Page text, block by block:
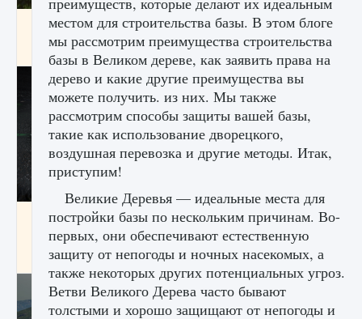
Как заработать медали лиги Clash of Clans
9 августа 2024 2 599 0 1
лицензии, лиги, команды и стадионы в EA
FC 25
9 августа 2024 2 395 0 2
местом для строительства базы. В этом блоге
мы рассмотрим преимущества строительства
базы в Великом дереве, как заявить права на
дерево и какие другие преимущества вы
можете получить. из них. Мы также
рассмотрим способы защиты вашей базы,
такие как использование дворецкого,
воздушная перевозка и другие методы. Итак,
приступим!
Великие Деревья — идеальные места для
постройки базы по нескольким причинам. Во-
первых, они обеспечивают естественную
защиту от непогоды и ночных насекомых, а
также некоторых других потенциальных угроз.
Ветви Великого Дерева часто бывают
толстыми и хорошо защищают от непогоды и